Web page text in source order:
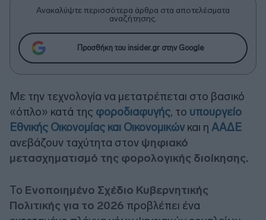
Ανακαλύψτε περισσότερα άρθρα στα αποτελέσματα
αναζήτησης.
Προσθήκη του insider.gr στην Google
Με την τεχνολογία να μετατρέπεται στο βασικό
«όπλο» κατά της φοροδιαφυγής, το υπουργείο
Εθνικής Οικονομίας και Οικονομικώνκαι η ΑΑΔΕ
ανεβάζουν ταχύτητα στον ψηφιακό
μετασχηματισμό της φορολογικής διοίκησης.
Το Ενοποιημένο Σχέδιο Κυβερνητικής
Πολιτικής για το 2026 προβλέπει ένα